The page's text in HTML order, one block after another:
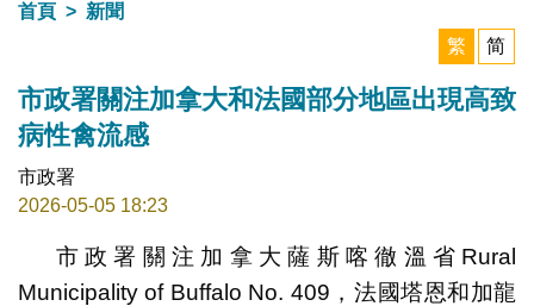
首頁
新聞
繁
简
市政署關注加拿大和法國部分地區出現高致
病性禽流感
市政署
2026-05-05 18:23
市政署關注加拿大薩斯喀徹溫省Rural
Municipality of Buffalo No. 409，法國塔恩和加龍